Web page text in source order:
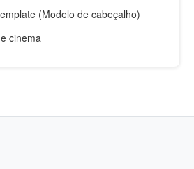
(Modelo de cabeçalho)
cinema